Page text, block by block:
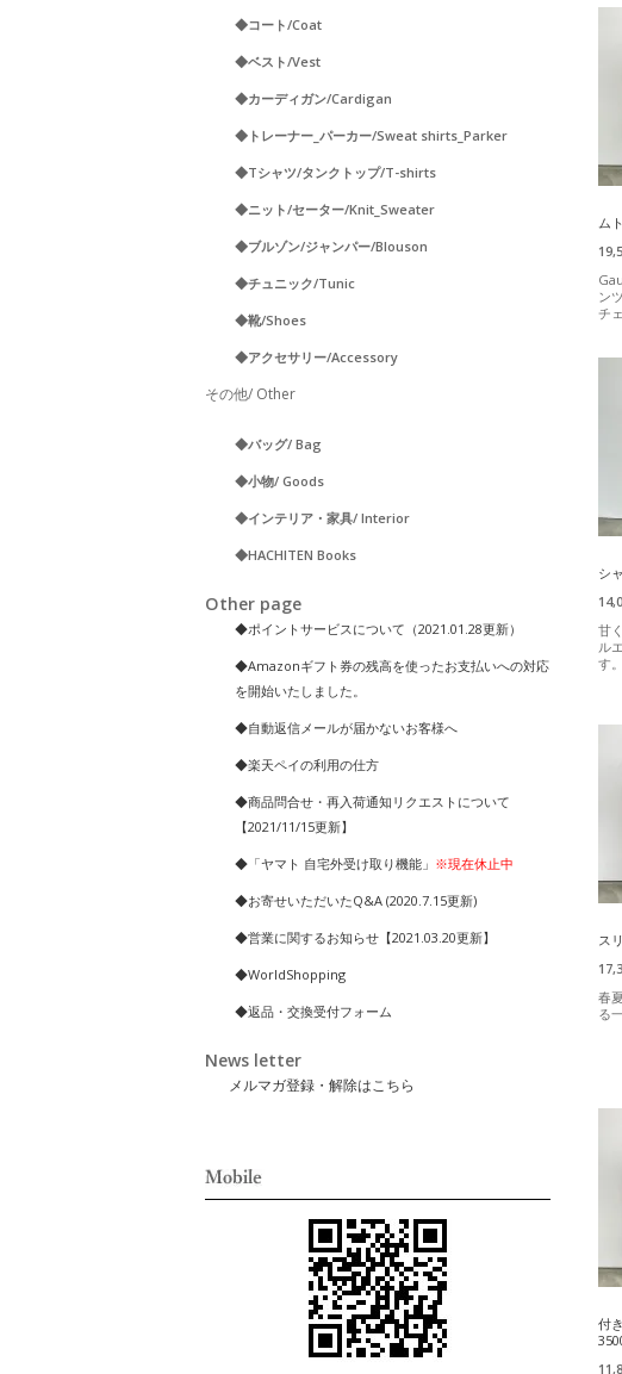
◆コート/Coat
◆ベスト/Vest
◆カーディガン/Cardigan
◆トレーナー_パーカー/Sweat shirts_Parker
◆Tシャツ/タンクトップ/T-shirts
◆ニット/セーター/Knit_Sweater
◆ブルゾン/ジャンパー/Blouson
◆チュニック/Tunic
◆靴/Shoes
◆アクセサリー/Accessory
その他/ Other
◆バッグ/ Bag
◆小物/ Goods
◆インテリア・家具/ Interior
◆HACHITEN Books
Other page
◆ポイントサービスについて（2021.01.28更新）
◆Amazonギフト券の残高を使ったお支払いへの対応
を開始いたしました。
◆自動返信メールが届かないお客様へ
◆楽天ペイの利用の仕方
◆商品問合せ・再入荷通知リクエストについて
【2021/11/15更新】
◆「ヤマト 自宅外受け取り機能」 ※現在休止中
◆お寄せいただいたQ&A (2020.7.15更新)
◆営業に関するお知らせ【2021.03.20更新】
◆WorldShopping
◆返品・交換受付フォーム
News letter
メルマガ登録・解除はこちら
ム
ン
チ
シ
甘
ル
す。
ス
春
る
付